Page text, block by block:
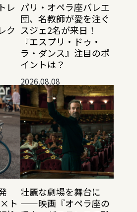
レ
ク
パリ・オペラ座バレエ
団、名教師が愛を注ぐ
スジェ2名が来日！
『エスプリ・ドゥ・
ラ・ダンス』注目のポ
イントは？
2026.08.08
ト
壮麗な劇場を舞台に
——映画『オペラ座の